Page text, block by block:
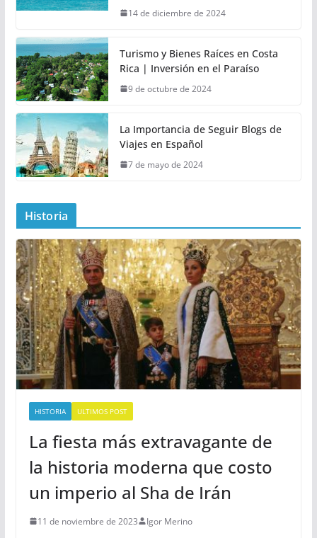
14 de diciembre de 2024
Turismo y Bienes Raíces en Costa
Rica | Inversión en el Paraíso
9 de octubre de 2024
La Importancia de Seguir Blogs de
Viajes en Español
7 de mayo de 2024
Historia
HISTORIA ULTIMOS POST
La fiesta más extravagante de
la historia moderna que costo
un imperio al Sha de Irán
11 de noviembre de 2023 Igor Merino